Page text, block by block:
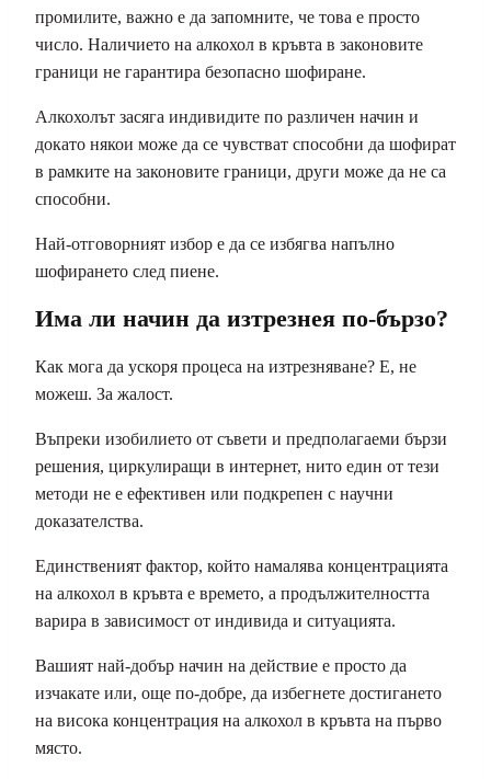
промилите, важно е да запомните, че това е просто
число. Наличието на алкохол в кръвта в законовите
граници не гарантира безопасно шофиране.
Алкохолът засяга индивидите по различен начин и
докато някои може да се чувстват способни да шофират
в рамките на законовите граници, други може да не са
способни.
Най-отговорният избор е да се избягва напълно
шофирането след пиене.
Има ли начин да изтрезнея по-бързо?
Как мога да ускоря процеса на изтрезняване? Е, не
можеш. За жалост.
Въпреки изобилието от съвети и предполагаеми бързи
решения, циркулиращи в интернет, нито един от тези
методи не е ефективен или подкрепен с научни
доказателства.
Единственият фактор, който намалява концентрацията
на алкохол в кръвта е времето, а продължителността
варира в зависимост от индивида и ситуацията.
Вашият най-добър начин на действие е просто да
изчакате или, още по-добре, да избегнете достигането
на висока концентрация на алкохол в кръвта на първо
място.